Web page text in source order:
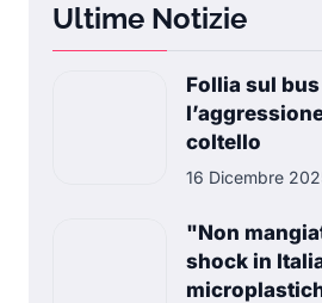
Ultime Notizie
Follia sul
coltello
16 Dicembre
"Non
shock in